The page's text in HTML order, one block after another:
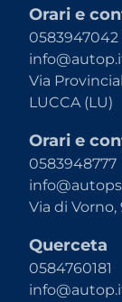
Orari e
0583947042
Via
LUCCA (LU)
Orari e
0583948777
Via di Vorno,
Querceta
0584760181